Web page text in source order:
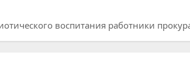
воспитания работники